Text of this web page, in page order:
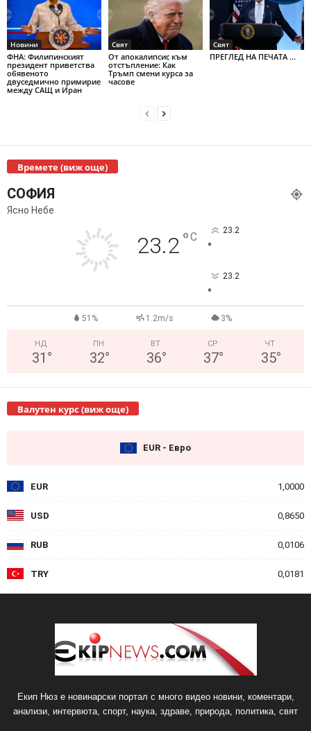
Новини
ФНА: Филипинският
президент приветства
обявеното
двуседмично примирие
между САЩ и Иран
Свят
От апокалипсис към
отстъпление: Как
Тръмп смени курса за
часове
Свят
ПРЕГЛЕД НА ПЕЧАТА ...
Времете (виж още)
СОФИЯ
Ясно Небе
23.2°C 23.2
°
23.2
°
51% 1.2m/s 3%
НД
31 °
ПН
32°
ВТ
36°
СР
37°
ЧТ
35°
Валутен курс (виж още)
EUR - Евро
EUR 1,0000
USD 0,8650
RUB 0,0106
TRY 0,0181
Екип Нюз е новинарски портал с много видео новини, коментари,
анализи, интервюта, спорт, наука, здраве, природа, политика, свят